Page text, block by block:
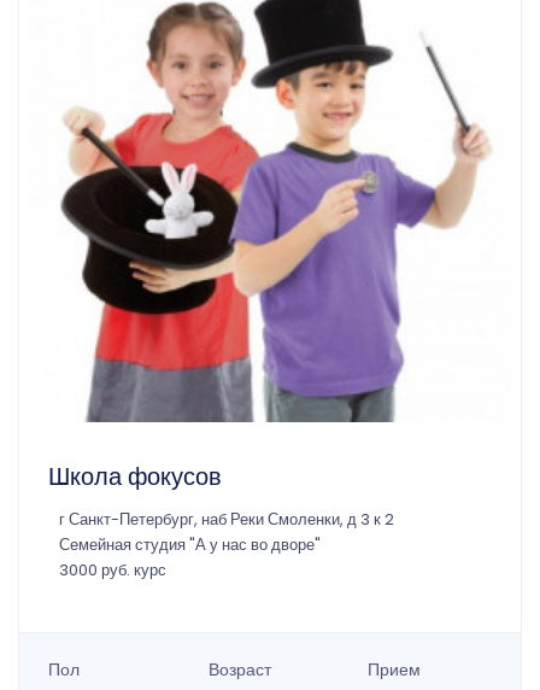
Школа фокусов
г Санкт-Петербург, наб Реки Смоленки, д 3 к 2
Семейная студия "А у нас во дворе"
3000 руб. курс
Пол Возраст Прием